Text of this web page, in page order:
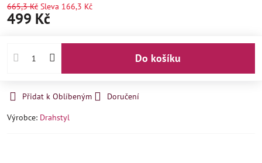
665,3 Kč Sleva 166,3 Kč
499 Kč
Do košíku
Přidat k Oblíbeným
Doručení
Výrobce: Drahstyl